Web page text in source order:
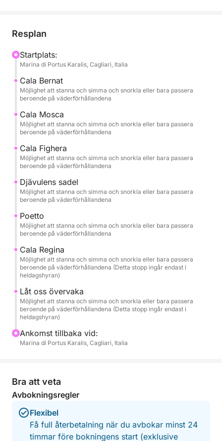
degli Angeli.
🌊 En exklusiv och anpassningsbar upplevelse
Du kan välja din önskade tid – morgon, eftermiddag
eller solnedgång – och beroende på din tidslucka
kommer du att uppleva en annan resplan, utformad
för att säkerställa maximal komfort och bästa
möjliga sjöförhållanden.
Turen är 100 % privat, perfekt för par, familjer eller
små grupper som vill upptäcka Cagliariskusten i
frihet och fullständig avskildhet.
Om du vill förlänga din upplevelse kan du välja
heldagsalternativet, vilket också inkluderar ett stopp
stränderna på södra Sardinien, känd för sitt turkosa
vatten och "målade" reflektioner.
🏝️ Rekommenderad resplan
Vi avgår från Cagliaris hamn och seglar längs de
mest ikoniska platserna på kusten:
🌿 Cala Fighera – Vilda klippor och smaragdgröna
vatten.
🌊 Calamosca – En skyddad vik perfekt för ett
⛰️ Sella del Diavolo – Cagliaris emblem, beundrat
från havet.
🏖️ Poetto – Stadens ikoniska strand.
💙 Mari Pintau – "Det målade havet": vit sand och
Resplan
Startplats:
Marina di Portus Karalis, Cagliari, Italia
Cala Bernat
Möjlighet att stanna och simma och snorkla eller bara passera
beroende på väderförhållandena
Cala Mosca
Möjlighet att stanna och simma och snorkla eller bara passera
beroende på väderförhållandena
Cala Fighera
Möjlighet att stanna och simma och snorkla eller bara passera
beroende på väderförhållandena
Djävulens sadel
Möjlighet att stanna och simma och snorkla eller bara passera
beroende på väderförhållandena
Poetto
Möjlighet att stanna och simma och snorkla eller bara passera
beroende på väderförhållandena
Cala Regina
Möjlighet att stanna och simma och snorkla eller bara passera
beroende på väderförhållandena (Detta stopp ingår endast i
heldagshyran)
Låt oss övervaka
Möjlighet att stanna och simma och snorkla eller bara passera
beroende på väderförhållandena (Detta stopp ingår endast i
heldagshyran)
Ankomst tillbaka vid:
Marina di Portus Karalis, Cagliari, Italia
Bra att veta
Avbokningsregler
Flexibel
Få full återbetalning när du avbokar minst 24
timmar före bokningens start (exklusive